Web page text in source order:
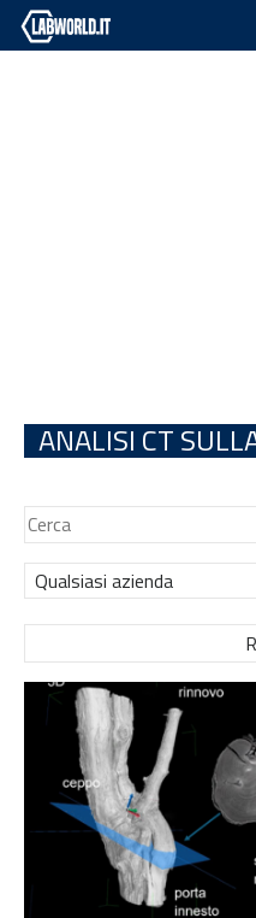
ANALISI CT
Qualsiasi azienda